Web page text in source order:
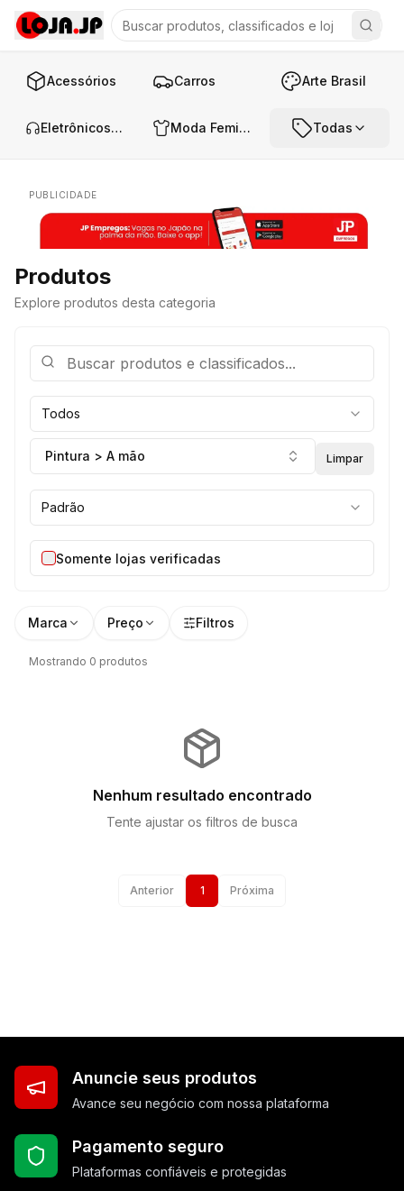
Acessórios Carros Arte Brasil
Eletrônicos e Áudio Moda Feminina Todas
PUBLICIDADE
Produtos
Explore produtos desta categoria
Todos
Pintura > A mão Limpar
Padrão
Somente lojas verificadas
Marca Preço Filtros
Mostrando 0 produtos
Nenhum resultado encontrado
Tente ajustar os filtros de busca
Anterior 1 Próxima
Anuncie seus produtos
Avance seu negócio com nossa plataforma
Pagamento seguro
Plataformas confiáveis e protegidas